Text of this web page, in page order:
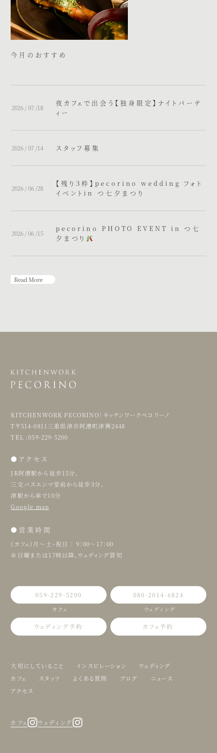
今月のおすすめ
2026 / 07 /18
夜カフェで出会う【独身限定】ナイトパーテ
ィー
2026 / 07 /14 スタッフ募集
2026 / 06 /28
【残り３枠】pecorino wedding フォト
イベントin つ七夕まつり
2026 / 06 /15
pecorino PHOTO EVENT in つ七
夕まつり
Read More
KITCHENWORK PECORINO｜キッチンワークペコリーノ
T〒514-0811三重県津市阿漕町津興2448
TEL :059-229-5200
●アクセス
JR阿漕駅から徒歩15分、
三交バスエンマ堂前から徒歩3分、
津駅から車で10分
Google map
●営業時間
（カフェ）月〜土・祝日 ： 9：00〜17：00
※日曜または17時以降、ウェディング貸切
059-229-5200
カフェ
080-2014-6824
ウェディング
ウェディング予約 カフェ予約
大切にしていること インスピレーション
ウェディング
カフェ
スタッフ よくある質問 ブログ
ニュース
アクセス
カフェ ウェディング